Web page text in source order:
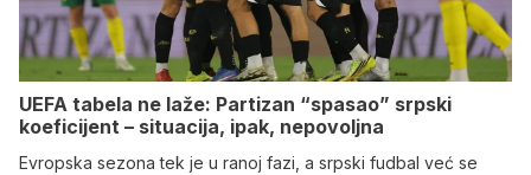
UEFA tabela ne laže: Partizan “spasao” srpski
koeficijent – situacija, ipak, nepovoljna
Evropska sezona tek je u ranoj fazi, a srpski fudbal već se